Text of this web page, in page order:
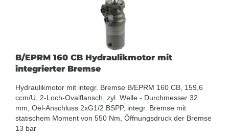
B/EPRM 160 CB Hydraulikmotor mit
integrierter Bremse
Hydraulikmotor mit integr. Bremse B/EPRM 160 CB, 159,6
ccm/U, 2-Loch-Ovalflansch, zyl. Welle - Durchmesser 32
mm, Oel-Anschluss 2xG1/2 BSPP, integr. Bremse mit
statischem Moment von 550 Nm, Öffnungsdruck der Bremse
13 bar